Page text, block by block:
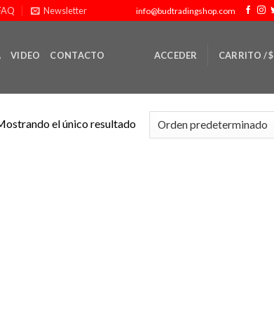
Newsletter info@budtradingshop.com
VIDEO CONTACTO ACCEDER CARRITO /$
el único resultado